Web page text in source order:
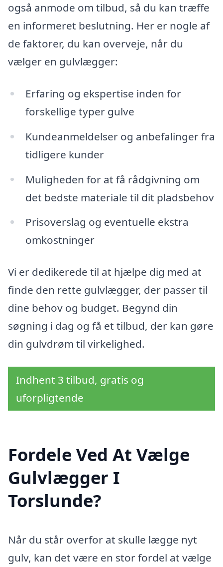
også anmode om tilbud, så du kan træffe
en informeret beslutning. Her er nogle af
de faktorer, du kan overveje, når du
vælger en gulvlægger:
Erfaring og ekspertise inden for
forskellige typer gulve
Kundeanmeldelser og anbefalinger fra
tidligere kunder
Muligheden for at få rådgivning om
det bedste materiale til dit pladsbehov
Prisoverslag og eventuelle ekstra
omkostninger
Vi er dedikerede til at hjælpe dig med at
finde den rette gulvlægger, der passer til
dine behov og budget. Begynd din
søgning i dag og få et tilbud, der kan gøre
din gulvdrøm til virkelighed.
Indhent 3 tilbud, gratis og
uforpligtende
Fordele Ved At Vælge
Gulvlægger I
Torslunde?
Når du står overfor at skulle lægge nyt
gulv, kan det være en stor fordel at vælge